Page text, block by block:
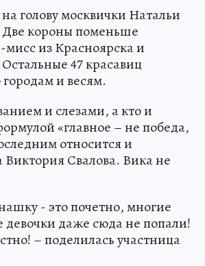
голову москвички Натальи
короны поменьше
мисс из Красноярска и
47 красавиц
и весям.
и слезами, а кто и
«главное – не победа,
относится и
Свалова. Вика не
- это почетно, многие
девочки даже сюда не попали!
– поделилась участница